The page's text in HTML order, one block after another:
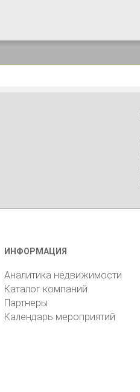
ИНФОРМАЦИЯ
Аналитика недвижимости
Каталог компаний
Партнеры
Календарь мероприятий